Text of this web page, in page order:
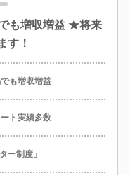
も増収増益 ★将来
す！
も増収増益
ト実績多数
ー制度」